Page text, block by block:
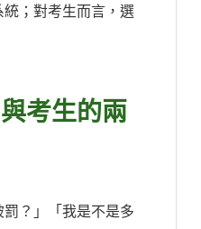
；對考生而言，選
考生的兩
？」「我是不是多